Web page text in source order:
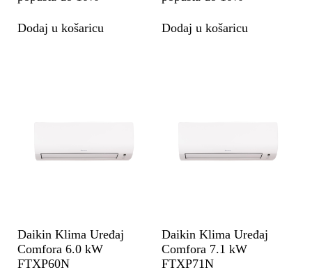
Dodaj u košaricu Dodaj u košaricu
Daikin Klima Uređaj
Comfora 6.0 kW
FTXP60N
Daikin Klima Uređaj
Comfora 7.1 kW
FTXP71N